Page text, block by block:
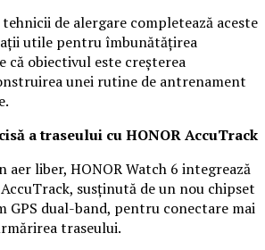
de alergare completează aceste
utile pentru îmbunătățirea
că obiectivul este creșterea
unei rutine de antrenament
a traseului cu HONOR AccuTrack
liber, HONOR Watch 6 integrează
susținută de un nou chipset
GPS dual-band, pentru conectare mai
traseului.